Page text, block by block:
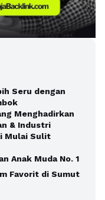
Seru dengan
Menghadirkan
& Industri
Mulai Sulit
Anak Muda No. 1
Favorit di Sumut